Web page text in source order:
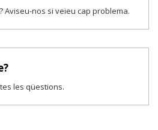
Aviseu-nos si veieu cap problema.
les qüestions.